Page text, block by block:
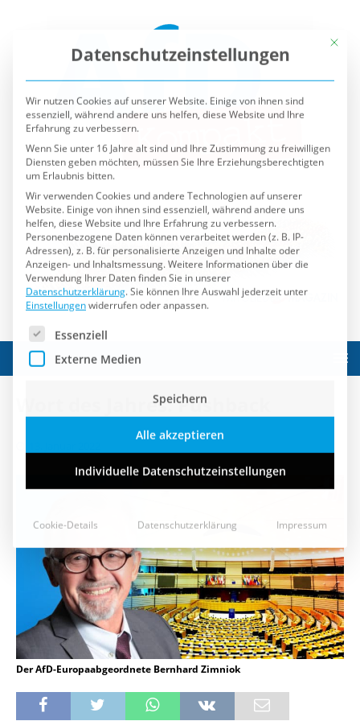
Wort des Jahres: Pushback
Der AfD-Europaabgeordnete Bernhard Zimniok
Wir nutzen Cookies auf unserer Website. Einige von ihnen sind
essenziell, während andere uns helfen, diese Website und Ihre
Erfahrung zu verbessern.
Wenn Sie unter 16 Jahre alt sind und Ihre Zustimmung zu freiwilligen
Diensten geben möchten, müssen Sie Ihre Erziehungsberechtigten
um Erlaubnis bitten.
Wir verwenden Cookies und andere Technologien auf unserer
Website. Einige von ihnen sind essenziell, während andere uns
helfen, diese Website und Ihre Erfahrung zu verbessern.
Personenbezogene Daten können verarbeitet werden (z. B. IP-
Adressen), z. B. für personalisierte Anzeigen und Inhalte oder
Anzeigen- und Inhaltsmessung.Weitere Informationen über die
Verwendung Ihrer Daten finden Sie in unserer
Datenschutzerklärung. Sie können Ihre Auswahl jederzeit unter
Einstellungenwiderrufen oder anpassen.
Es folgt eine Liste der Service-Gruppen, für die eine
Externe Medien
Alle akzeptieren
Individuelle Datenschutzeinstellungen